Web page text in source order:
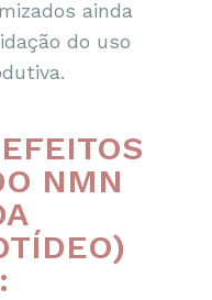
ainda
do uso
NMN